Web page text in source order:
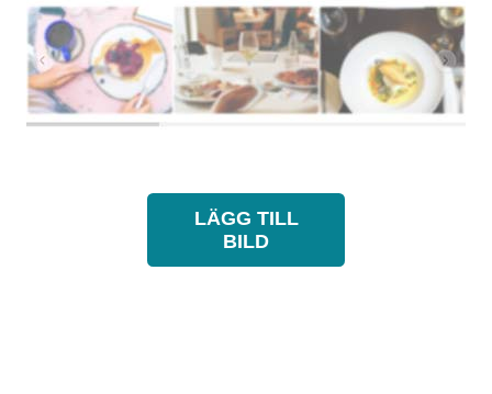
LÄGG TILL
BILD